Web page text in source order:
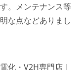
。メンテナンス等
な点などありまし
化・V2H専門店 |